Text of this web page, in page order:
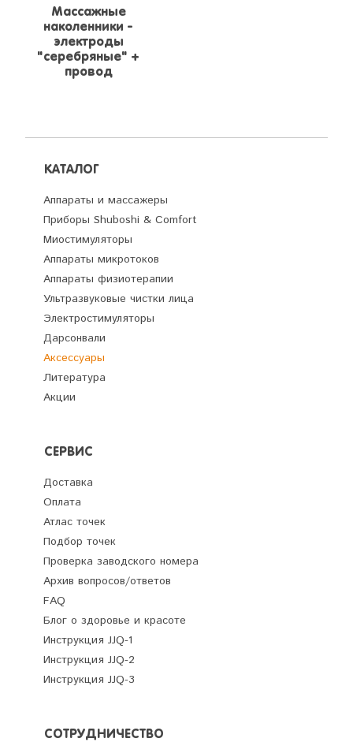
Массажные
наколенники -
электроды
"серебряные" +
провод
КАТАЛОГ
Аппараты и массажеры
Приборы Shuboshi & Comfort
Миостимуляторы
Аппараты микротоков
Аппараты физиотерапии
Ультразвуковые чистки лица
Электростимуляторы
Дарсонвали
Аксессуары
Литература
Акции
СЕРВИС
Доставка
Оплата
Атлас точек
Подбор точек
Проверка заводского номера
Архив вопросов/ответов
FAQ
Блог о здоровье и красоте
Инструкция JJQ-1
Инструкция JJQ-2
Инструкция JJQ-3
СОТРУДНИЧЕСТВО